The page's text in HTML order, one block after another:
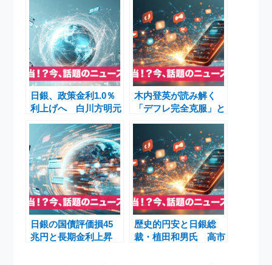
日銀、政策金利1.0％
利上げへ 白川方明元
上げすべき」発言と暮
らしへの影響
木内登英が読み解く
「デフレ完全克服」と
デフレ再来リスク
日銀の国債評価損45
兆円と長期金利上昇
歴史的円安と日銀総
裁・植田和男氏 高市